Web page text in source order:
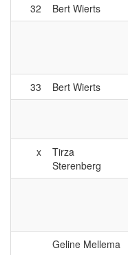
32
Bert Wierts
33
Bert Wierts
x
Tirza
Sterenberg
Geline Mellema